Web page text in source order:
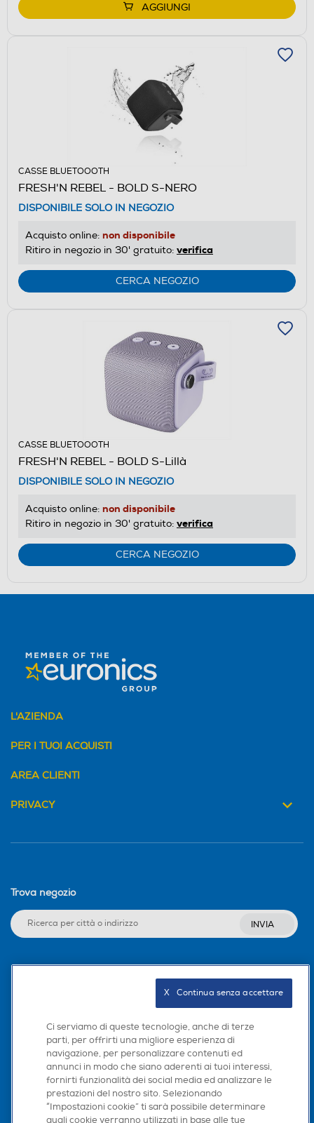
AGGIUNGI
CASSE BLUETOOOTH
FRESH'N REBEL - BOLD S-NERO
DISPONIBILE SOLO IN NEGOZIO
Acquisto online: non disponibile
Ritiro in negozio in 30' gratuito: verifica
CERCA NEGOZIO
CASSE BLUETOOOTH
FRESH'N REBEL - BOLD S-Lillà
DISPONIBILE SOLO IN NEGOZIO
Acquisto online: non disponibile
Ritiro in negozio in 30' gratuito: verifica
CERCA NEGOZIO
L'AZIENDA
PER I TUOI ACQUISTI
AREA CLIENTI
PRIVACY
Trova negozio
INVIA
Scarica la nostra app
Ci serviamo di queste tecnologie, anche di terze
parti, per offrirti una migliore esperienza di
navigazione, per personalizzare contenuti ed
annunci in modo che siano aderenti ai tuoi interessi,
fornirti funzionalità dei social media ed analizzare le
prestazioni del nostro sito. Selezionando
“Impostazioni cookie” ti sarà possibile determinare
quali cookie verranno utilizzati in base alle tue
X   Continua senza accettare